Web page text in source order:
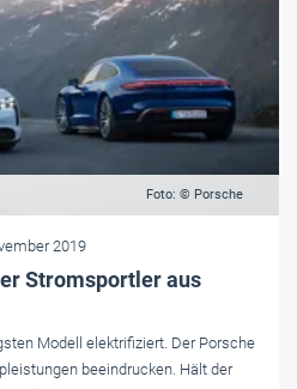
Foto: © Porsche
2019
Stromsportler aus
Modell elektrifiziert. Der Porsche
beeindrucken. Hält der